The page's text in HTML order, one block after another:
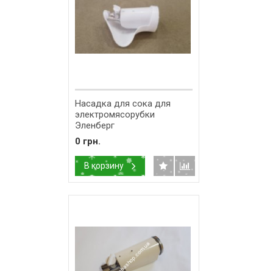
Насадка для сока для
электромясорубки
Эленберг
0 грн.
В корзину